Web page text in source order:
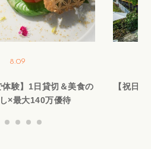
8.09
体験】1日貸切＆美食の
×最大140万優待
【祝日